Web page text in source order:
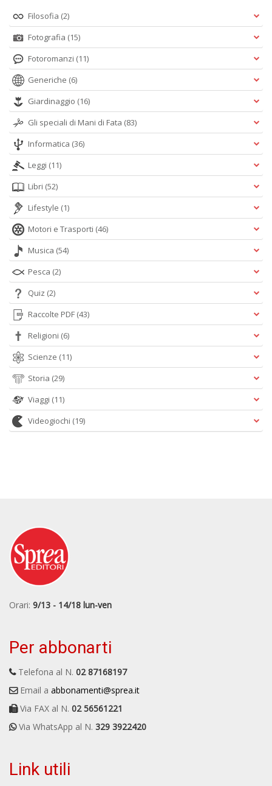
Filosofia (2)
Fotografia (15)
Fotoromanzi (11)
Generiche (6)
Giardinaggio (16)
Gli speciali di Mani di Fata (83)
Informatica (36)
Leggi (11)
Libri (52)
Lifestyle (1)
Motori e Trasporti (46)
Musica (54)
Pesca (2)
Quiz (2)
Raccolte PDF (43)
Religioni (6)
Scienze (11)
Storia (29)
Viaggi (11)
Videogiochi (19)
Orari: 9/13 - 14/18 lun-ven
Per abbonarti
Telefona al N. 02 87168197
Email a abbonamenti@sprea.it
Via FAX al N. 02 56561221
Via WhatsApp al N. 329 3922420
Link utili